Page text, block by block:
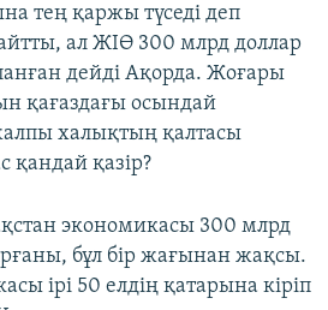
тең қаржы түседі деп
ал ЖІӨ 300 млрд доллар
дейді Ақорда. Жоғары
қағаздағы осындай
халықтың қалтасы
қандай қазір?
экономикасы 300 млрд
бұл бір жағынан жақсы.
ірі 50 елдің қатарына кіріп